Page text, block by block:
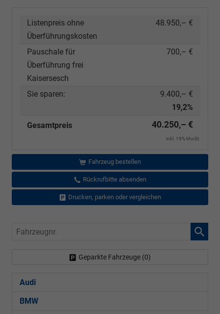
Listenpreis ohne
Überführungskosten
48.950,– €
Pauschale für
Überführung frei
Kaisersesch
700,– €
Sie sparen:
9.400,– €
19,2%
Gesamtpreis
40.250,– €
inkl. 19% MwSt.
Fahrzeug bestellen
Rückrufbitte absenden
Drucken, parken oder vergleichen
Fahrzeugnr.
Geparkte Fahrzeuge (0)
Audi
BMW